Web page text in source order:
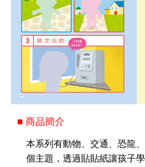
■ 商品簡介
本系列有動物、交通、恐龍
個主題，透過貼貼紙讓孩子